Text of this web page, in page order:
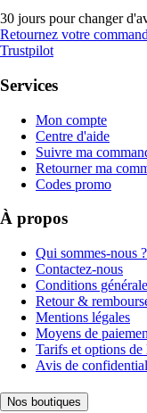
30 jours pour changer
Retournez votre
Trustpilot
Services
Mon compte
Centre d'aide
Suivre ma
Retourner ma
Codes promo
À propos
Qui sommes-nous ?
Contactez-nous
Conditions
Retour &
Mentions légales
Moyens de
Tarifs et options de
Avis de
Nos boutiques